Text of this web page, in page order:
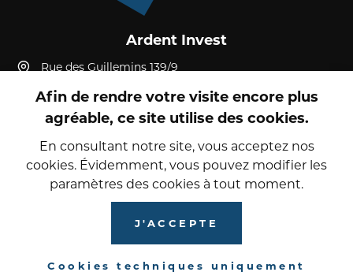
Ardent Invest
Rue des Guillemins 139/9
Belgique
+32 4 232 19 52
reception@ardent-invest.com
© 2026 Ardent Invest
Cookies
Afin de rendre votre visite encore plus
agréable, ce site utilise des cookies.
En consultant notre site, vous acceptez nos
cookies. Évidemment, vous pouvez modifier les
paramètres des cookies à tout moment.
J'ACCEPTE
Cookies techniques uniquement